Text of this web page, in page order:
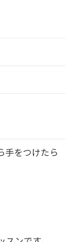
手をつけたら